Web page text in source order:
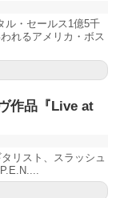
ル・セールス1億5千
れるアメリカ・ボス
作品『Live at
リスト、スラッシュ